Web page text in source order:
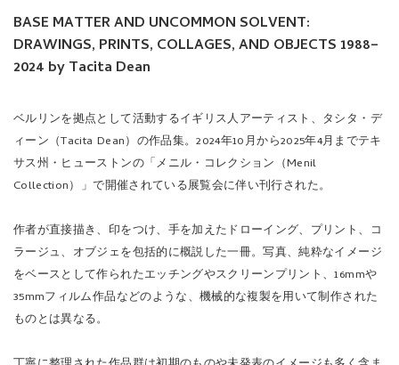
BASE MATTER AND UNCOMMON SOLVENT:
DRAWINGS, PRINTS, COLLAGES, AND OBJECTS 1988–
2024 by Tacita Dean
ベルリンを拠点として活動するイギリス人アーティスト、タシタ・デ
ィーン（Tacita Dean）の作品集。2024年10月から2025年4月までテキ
サス州・ヒューストンの「メニル・コレクション（Menil
Collection）」で開催されている展覧会に伴い刊行された。
作者が直接描き、印をつけ、手を加えたドローイング、プリント、コ
ラージュ、オブジェを包括的に概説した一冊。写真、純粋なイメージ
をベースとして作られたエッチングやスクリーンプリント、16mmや
35mmフィルム作品などのような、機械的な複製を用いて制作された
ものとは異なる。
丁寧に整理された作品群は初期のものや未発表のイメージも多く含ま